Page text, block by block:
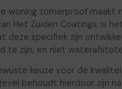
woning zomerproof maakt
Het Zuiden Coatings, is
deze specifiek zijn
te zijn, en niet
keuze voor de
behoudt hierdoor zijn